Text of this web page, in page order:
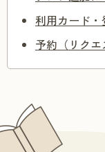
利用カード・
予約（リク